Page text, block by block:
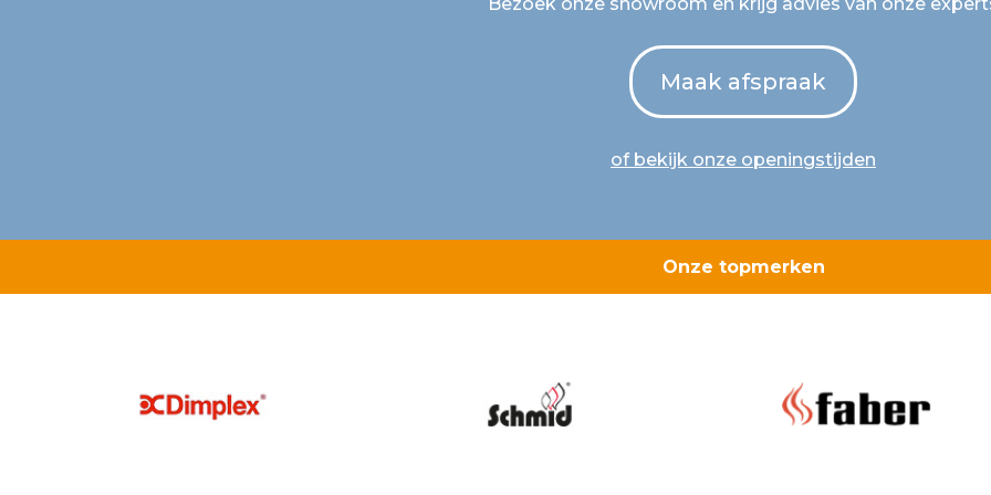
Bezoek onze showroom en krijg advies van onze
Maak afspraak
of bekijk onze openingstijden
Onze topmerken